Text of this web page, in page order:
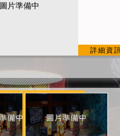
圖片準備中
詳細資